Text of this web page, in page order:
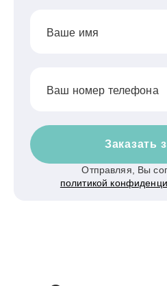
Ваше имя
Ваш номер телефона
Заказать
Отправляя, Вы
политикой